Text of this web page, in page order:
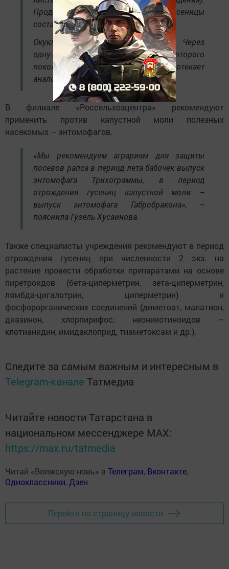
Продолжительность развития гусеницы
составляет 9–15 дней.
Окукливаются на листьях растений. Через
одну-две недели вылетают бабочки второго
поколения, развитие которого протекает
аналогично первому.
В филиале «Россельхозцентра» рекомендуют
применить против капустной моли полезных
насекомых – энтомофагов.
«Мы рекомендуем аграриям для защиты
посевов рапса в период лета бабочек выпуск
энтомофага Трихограммы, в период
отрождения гусениц капустной моли –
выпуск энтомофага Габробракона», –
пояснила Гузель Хусаинова.
Также специалисты учреждения рекомендуют в период
отрождения гусениц при численности 2 экз. на
растение провести обработки препаратами на основе
пиретроидов (бета-циперметрин, зета-циперметрин,
лямбда-цигалотрин, циперметрин) и
фосфорорганических соединений (диметоат, малатион,
диазинон, хлорпирифос; неоникотиноидов –
клотианидин, имидаклоприд, тиаметоксам и др.).
Следите за самым важным и интересным в
Telegram-канале Татмедиа
Читайте новости Татарстана в
национальном мессенджере MАХ:
https://max.ru/tatmedia
Читай «Волжскую новь» в Телеграм, Вконтакте,
Одноклассники, Дзен
Перейти на страницу новости